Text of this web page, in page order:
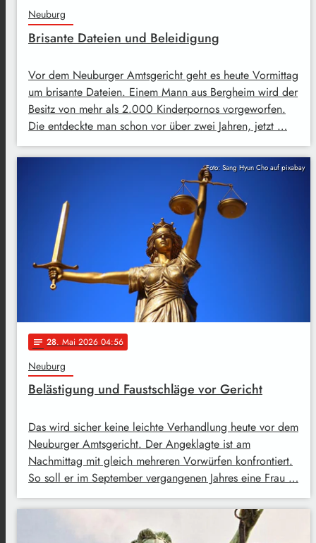
Neuburg
Brisante Dateien und Beleidigung
Vor dem Neuburger Amtsgericht geht es heute Vormittag
um brisante Dateien. Einem Mann aus Bergheim wird der
Besitz von mehr als 2.000 Kinderpornos vorgeworfen.
Die entdeckte man schon vor über zwei Jahren, jetzt …
Foto: Sang Hyun Cho auf pixabay
notes 28. Mai 2026 04:56
Neuburg
Belästigung und Faustschläge vor Gericht
Das wird sicher keine leichte Verhandlung heute vor dem
Neuburger Amtsgericht. Der Angeklagte ist am
Nachmittag mit gleich mehreren Vorwürfen konfrontiert.
So soll er im September vergangenen Jahres eine Frau …